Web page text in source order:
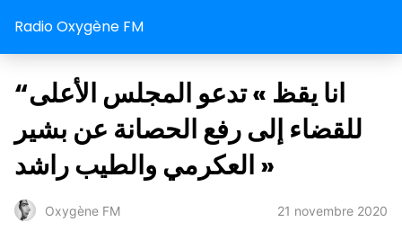
Radio Oxygène FM
“انا يقظ » تدعو المجلس الأعلى
للقضاء إلى رفع الحصانة عن بشير
العكرمي والطيب راشد »
Oxygène FM 21 novembre 2020